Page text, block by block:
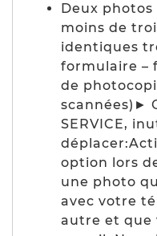
Deux
moins de
identiques
formulaire –
de
scannées)►
SERVICE,
option lors
une photo
avec votre
autre et que